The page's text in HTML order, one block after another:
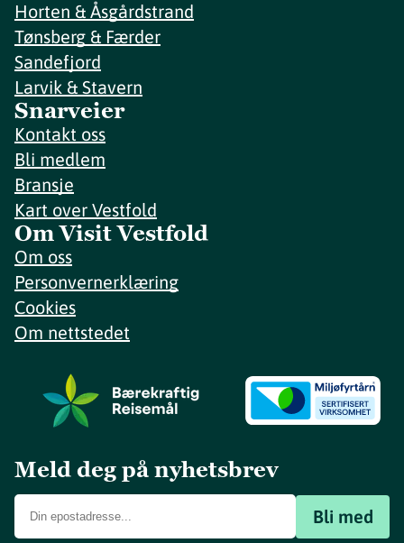
Horten & Åsgårdstrand
Tønsberg & Færder
Sandefjord
Larvik & Stavern
Snarveier
Kontakt oss
Bli medlem
Bransje
Kart over Vestfold
Om Visit Vestfold
Om oss
Personvernerklæring
Cookies
Om nettstedet
Meld deg på nyhetsbrev
Bli med